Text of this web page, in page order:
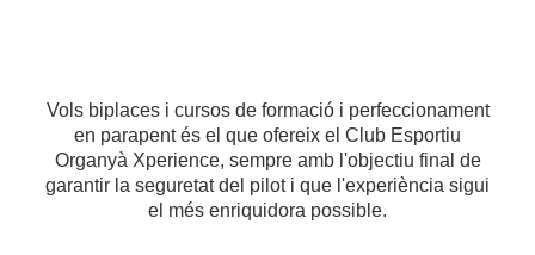
Vols biplaces i cursos de formació i perfeccionament
en parapent és el que ofereix el Club Esportiu
Organyà Xperience, sempre amb l'objectiu final de
garantir la seguretat del pilot i que l'experiència sigui
el més enriquidora possible.